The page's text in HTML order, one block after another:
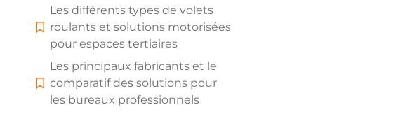
Les différents types de volets
roulants et solutions motorisées
pour espaces tertiaires
Les principaux fabricants et le
comparatif des solutions pour
les bureaux professionnels